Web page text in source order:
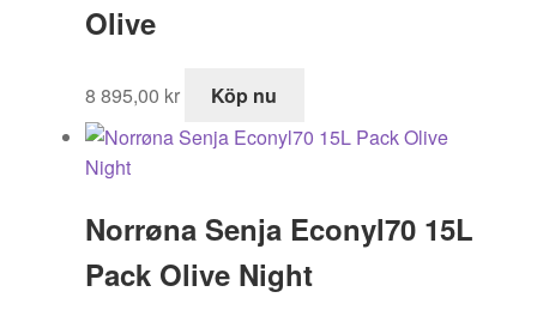
Olive
8 895,00 kr Köp nu
Norrøna Senja Econyl70 15L
Pack Olive Night